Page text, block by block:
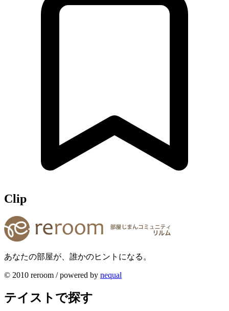
Clip
あなたの部屋が、誰かのヒントになる。
© 2010 reroom / powered by nequal
テイストで探す